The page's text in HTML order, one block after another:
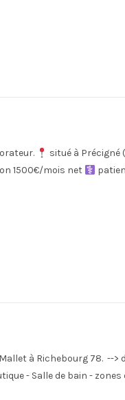
situé à Précigné
1500€/mois net
à Richebourg 78. -->
- Salle de bain - zones